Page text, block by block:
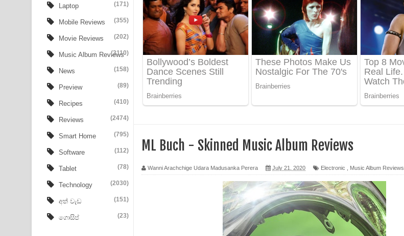
UNUHUMA Song Lyrics - උණුහුම ගීතයේ පද පෙළ
Katakara Song Lyrics - කටකාර ගීතයේ පද පෙළ
Tharu Yaye Dilena Song Lyrics - තරු යායේ දිලෙනා ගීතයේ පද පෙළ
Ow Man Sosa Song Lyrics - ඔව් මං සෝසා ගීතයේ පද පෙළ
Ala purannata Song Lyrics - ආල පුරන්නට ගීතයේ පද පෙළ
FEVER DREAM Lyrics - Alex Warren
BTS : Hooligan Lyrics
Apa Hamuwee Song Lyrics - අප හමුවී ගීතයේ පද පෙළ
PATHINIYE Song Lyrics - පතිනියනේ ගීතයේ පද පෙළ
Laptop (171)
Mobile Reviews (355)
Movie Reviews (202)
Music Album Reviews
(3110)
News (158)
Preview (89)
Recipes (410)
Reviews (2474)
Smart Home (795)
Software (112)
Tablet (78)
Technology (2030)
අත් වැඩ (151)
ගොසිප් (23)
ML Buch - Skinned Music Album Reviews
Wanni Arachchige Udara Madusanka Perera July 21, 2020 Electronic Music Album Reviews